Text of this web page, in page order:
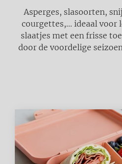
Asperges, slasoorten,
courgettes,... ideaal voor
slaatjes met een frisse
door de voordelige